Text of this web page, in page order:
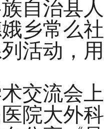
自治县
乡常么
活动，
流会上
院大外